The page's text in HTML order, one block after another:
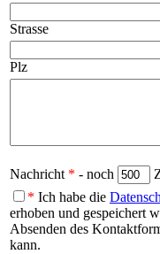
Strasse
Plz
Nachricht * - noch
* Ich habe die
erhoben und gespeichert
Absenden des
kann.